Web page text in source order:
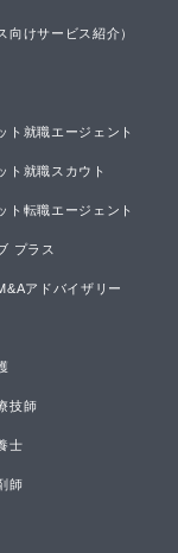
向けサービス紹介）
ト就職エージェント
ト就職スカウト
ト転職エージェント
プラス
アドバイザリー
技師
士
師